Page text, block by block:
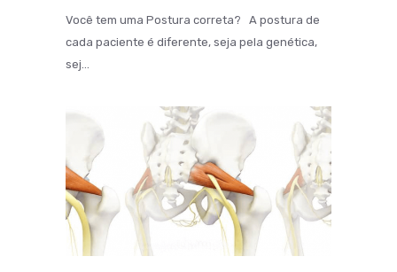
Você tem uma Postura correta? A postura de
cada paciente é diferente, seja pela genética,
sej...